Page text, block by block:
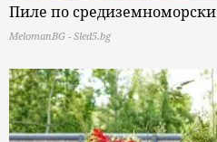
Пиле по средиземноморски
MelomanBG - Sled5.bg